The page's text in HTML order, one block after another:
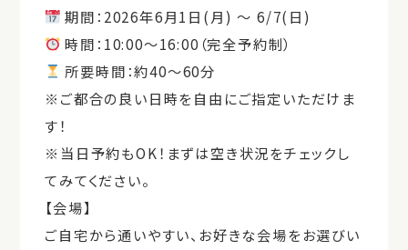
期間： 2026年6月1 日 ( 月 )〜 6/7( 日 )
時間： 10:00～16:00 （完全予約制）
所要時間：約40～60分
※ご都合の良い日時を自由にご指定いただけま
す！
※当日予約もOK！まずは空き状況をチェックし
てみてください。
【会場】
ご自宅から通いやすい、お好きな会場をお選びい